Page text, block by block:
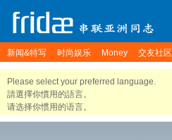
新闻&特写 时尚娱乐 Money 交友社区
Please select your preferred language.
請選擇你慣用的語言。
请选择你惯用的语言。